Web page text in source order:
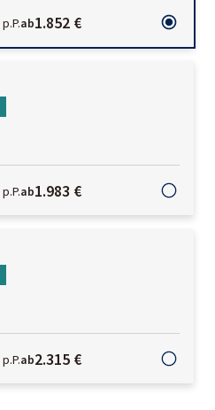
p.P.ab1.852 €
p.P.ab1.983 €
p.P.ab2.315 €